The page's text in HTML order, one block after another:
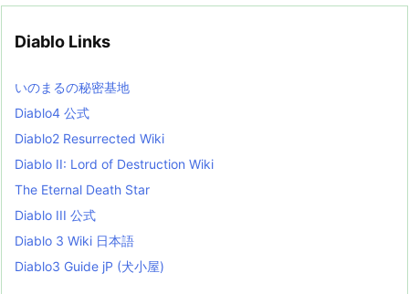
e
i
s
t
Diablo Links
いのまるの秘密基地
Diablo4 公式
Diablo2 Resurrected Wiki
Diablo II: Lord of Destruction Wiki
The Eternal Death Star
Diablo III 公式
Diablo 3 Wiki 日本語
Diablo3 Guide jP (犬小屋)